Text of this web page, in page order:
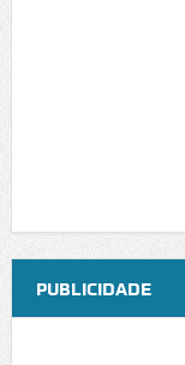
PUBLICIDADE